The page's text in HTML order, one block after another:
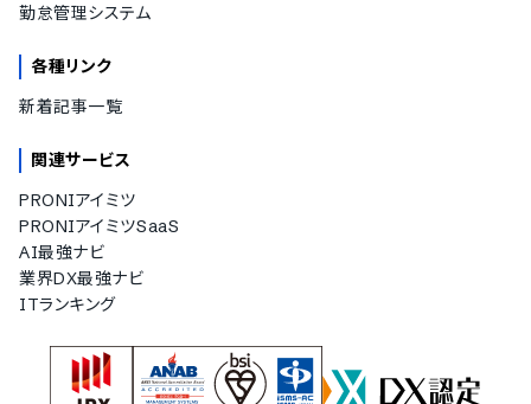
勤怠管理システム
各種リンク
新着記事一覧
関連サービス
PRONIアイミツ
PRONIアイミツSaaS
AI最強ナビ
業界DX最強ナビ
ITランキング